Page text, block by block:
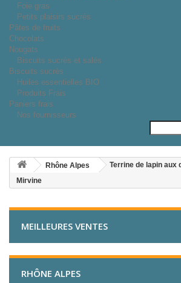
Foie gras
Petits plaisirs sucrés
Pâtes de fruits
Chocolats
Nougats
Biscuits sucrés et salés
Biscuits sucrés
Huiles essentielles BIO
Produits Frais
Paniers frais
Nos fournisseurs
Rhône Alpes
Terrine de lapin aux
Mirvine
MEILLEURES VENTES
RHÔNE ALPES